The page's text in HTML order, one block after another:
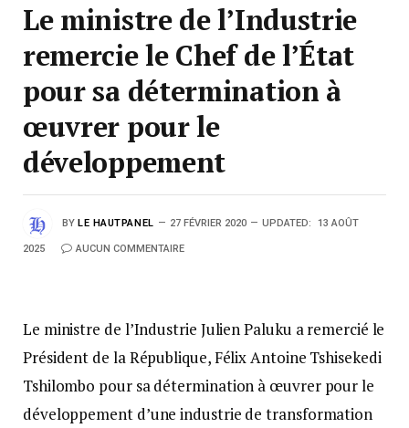
Le ministre de l’Industrie
remercie le Chef de l’État
pour sa détermination à
œuvrer pour le
développement
BY LE HAUTPANEL 27 FÉVRIER 2020 UPDATED: 13 AOÛT
2025 AUCUN COMMENTAIRE
Le ministre de l’Industrie Julien Paluku a remercié le
Président de la République, Félix Antoine Tshisekedi
Tshilombo pour sa détermination à œuvrer pour le
développement d’une industrie de transformation